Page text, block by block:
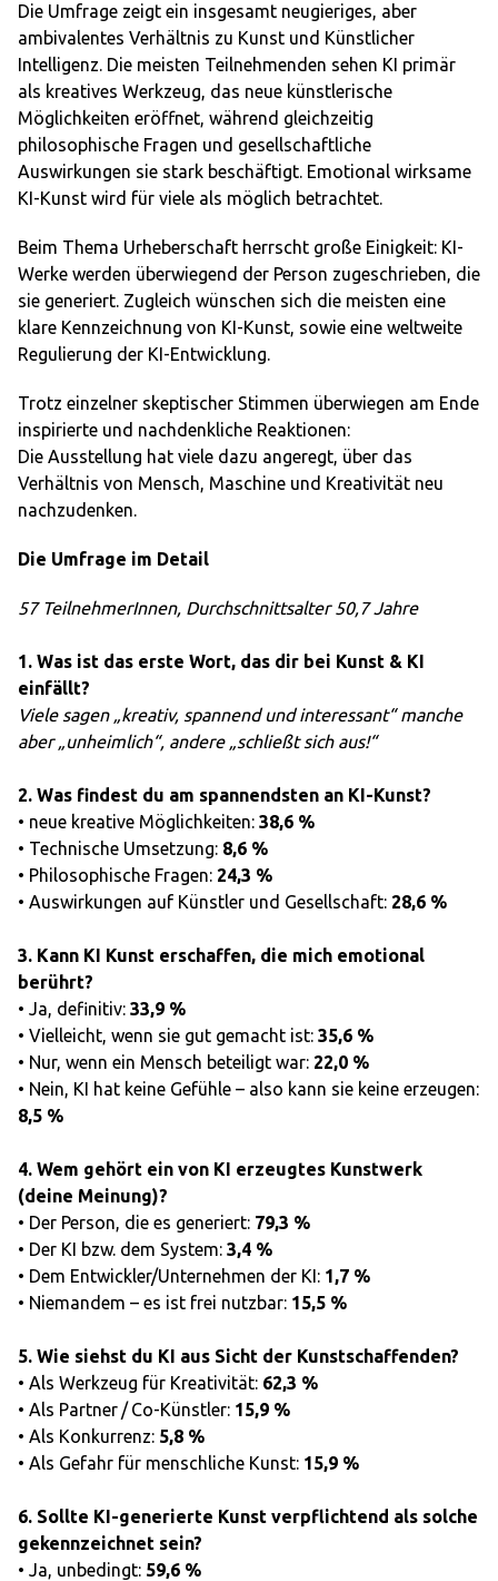
Die Umfrage zeigt ein insgesamt neugieriges, aber
ambivalentes Verhältnis zu Kunst und Künstlicher
Intelligenz. Die meisten Teilnehmenden sehen KI primär
als kreatives Werkzeug, das neue künstlerische
Möglichkeiten eröffnet, während gleichzeitig
philosophische Fragen und gesellschaftliche
Auswirkungen sie stark beschäftigt. Emotional wirksame
KI-Kunst wird für viele als möglich betrachtet.
Beim Thema Urheberschaft herrscht große Einigkeit: KI-
Werke werden überwiegend der Person zugeschrieben, die
sie generiert. Zugleich wünschen sich die meisten eine
klare Kennzeichnung von KI-Kunst, sowie eine weltweite
Regulierung der KI-Entwicklung.
Trotz einzelner skeptischer Stimmen überwiegen am Ende
inspirierte und nachdenkliche Reaktionen:
Die Ausstellung hat viele dazu angeregt, über das
Verhältnis von Mensch, Maschine und Kreativität neu
nachzudenken.
Die Umfrage im Detail
57 TeilnehmerInnen, Durchschnittsalter 50,7 Jahre
1. Was ist das erste Wort, das dir bei Kunst & KI
einfällt?
Viele sagen „kreativ, spannend und interessant“ manche
aber „unheimlich“, andere „schließt sich aus!“
2. Was findest du am spannendsten an KI-Kunst?
• neue kreative Möglichkeiten: 38,6 %
• Technische Umsetzung: 8,6 %
• Philosophische Fragen: 24,3 %
• Auswirkungen auf Künstler und Gesellschaft: 28,6 %
3. Kann KI Kunst erschaffen, die mich emotional
berührt?
• Ja, definitiv: 33,9 %
• Vielleicht, wenn sie gut gemacht ist: 35,6 %
• Nur, wenn ein Mensch beteiligt war: 22,0 %
• Nein, KI hat keine Gefühle – also kann sie keine erzeugen:
8,5 %
4. Wem gehört ein von KI erzeugtes Kunstwerk
(deine Meinung)?
• Der Person, die es generiert: 79,3 %
• Der KI bzw. dem System: 3,4 %
• Dem Entwickler/Unternehmen der KI: 1,7 %
• Niemandem – es ist frei nutzbar: 15,5 %
5. Wie siehst du KI aus Sicht der Kunstschaffenden?
• Als Werkzeug für Kreativität: 62,3 %
• Als Partner / Co-Künstler: 15,9 %
• Als Konkurrenz: 5,8 %
• Als Gefahr für menschliche Kunst: 15,9 %
6. Sollte KI-generierte Kunst verpflichtend als solche
gekennzeichnet sein?
• Ja, unbedingt: 59,6 %